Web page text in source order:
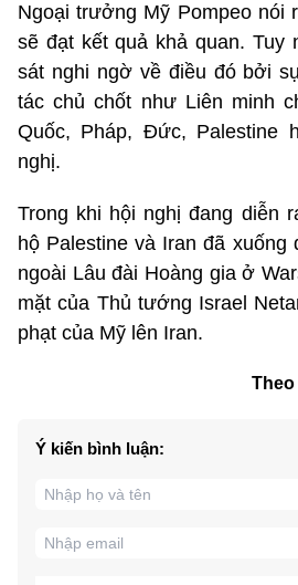
Ngoại trưởng Mỹ Pompeo nói
sẽ đạt kết quả khả quan. Tuy
sát nghi ngờ về điều đó bởi
tác chủ chốt như Liên minh
Quốc, Pháp, Đức, Palestine
nghị.
Trong khi hội nghị đang diễn
hộ Palestine và Iran đã
ngoài Lâu đài Hoàng gia ở
mặt của Thủ tướng Israel
phạt của Mỹ lên Iran.
Theo
Ý kiến bình luận: